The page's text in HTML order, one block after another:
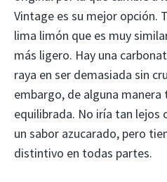
Vintage es su mejor opción.
lima limón que es muy
más ligero. Hay una
raya en ser demasiada sin
embargo, de alguna
equilibrada. No iría tan lejos
un sabor azucarado, pero
distintivo en todas partes.